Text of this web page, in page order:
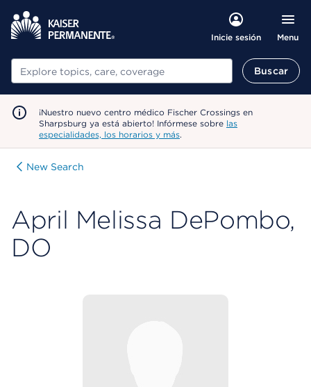
Inicie sesión Menu
Buscar Buscar
¡Nuestro nuevo centro médico Fischer Crossings en
Sharpsburg ya está abierto! Infórmese sobre las
especialidades, los horarios y más.
New Search
April Melissa DePombo,
DO